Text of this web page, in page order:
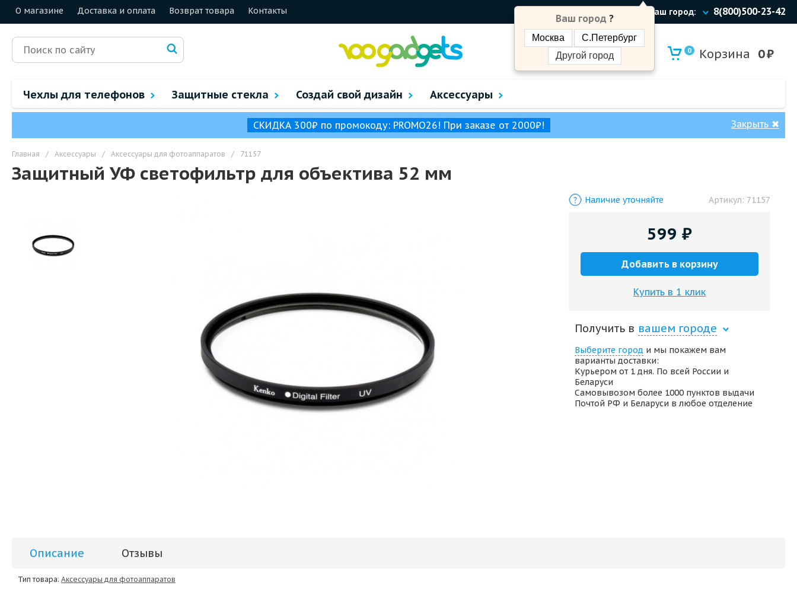
О магазине Доставка и оплата Возврат товара Контакты Ваш город:
Ваш город ?
Москва
С.Петербург
Другой город
8(800)500-23-42
0 Корзина 0₽
Чехлы для телефонов Защитные стекла Создай свой дизайн Аксессуары
СКИДКА 300₽ по промокоду: PROMO26! При заказе от 2000₽! Закрыть ✖
Главная / Аксессуары / Аксессуары для фотоаппаратов / 71157
Защитный УФ светофильтр для объектива 52 мм
Наличие уточняйте Артикул: 71157
599 ₽
Добавить в корзину
Купить в 1 клик
Получить в вашем городе
Выберите город и мы покажем вам
варианты доставки:
Курьером от 1 дня. По всей России и
Беларуси
Самовывозом более 1000 пунктов выдачи
Почтой РФ и Беларуси в любое отделение
Описание Отзывы
Тип товара: Аксессуары для фотоаппаратов